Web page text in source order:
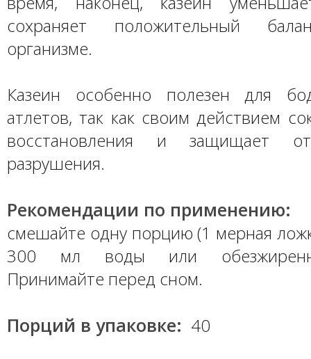
сохраняет положительный
организме.
Казеин особенно полезен для
атлетов, так как своим действием
восстановления и защищает
разрушения.
Рекомендации по применению:
смешайте одну порцию (1 мерная
300 мл воды или
Принимайте перед сном.
Порций в упаковке: 40